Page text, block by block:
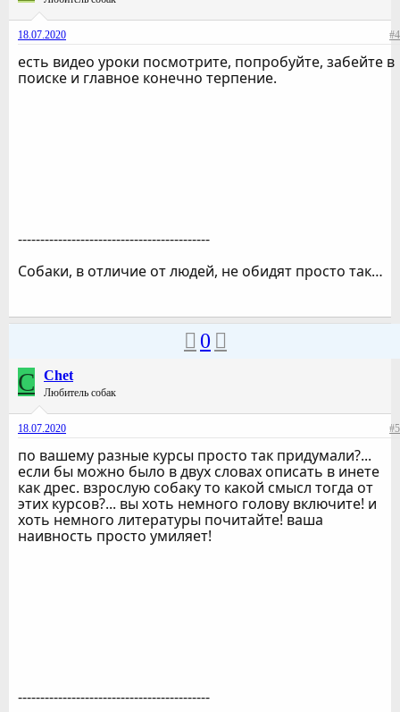
18.07.2020 #4
есть видео уроки посмотрите, попробуйте, забейте в
поиске и главное конечно терпение.
-------------------------------------------
Собаки, в отличие от людей, не обидят просто так…
0
C Chet
Любитель собак
18.07.2020 #5
по вашему разные курсы просто так придумали?...
если бы можно было в двух словах описать в инете
как дрес. взрослую собаку то какой смысл тогда от
этих курсов?... вы хоть немного голову включите! и
хоть немного литературы почитайте! ваша
наивность просто умиляет!
-------------------------------------------